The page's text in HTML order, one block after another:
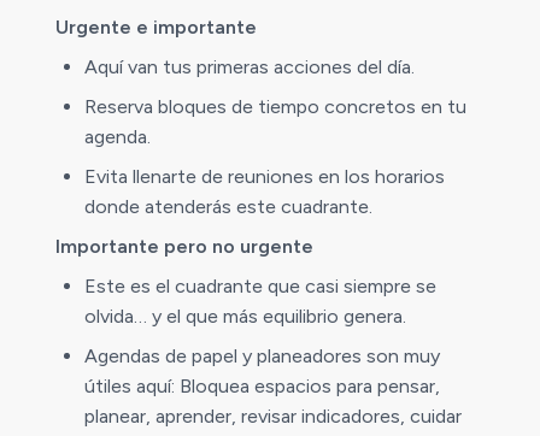
Urgente e importante
Aquí van tus primeras acciones del día.
Reserva bloques de tiempo concretos en tu
agenda.
Evita llenarte de reuniones en los horarios
donde atenderás este cuadrante.
Importante pero no urgente
Este es el cuadrante que casi siempre se
olvida… y el que más equilibrio genera.
Agendas de papel y planeadores son muy
útiles aquí: Bloquea espacios para pensar,
planear, aprender, revisar indicadores, cuidar